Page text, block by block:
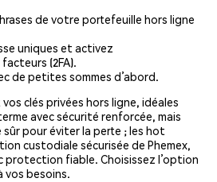
de votre portefeuille hors ligne
uniques et activez
(2FA).
de petites sommes d’abord.
clés privées hors ligne, idéales
avec sécurité renforcée, mais
pour éviter la perte ; les hot
custodiale sécurisée de Phemex,
fiable. Choisissez l’option
vos besoins.